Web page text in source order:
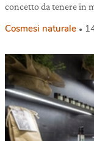
concetto da tenere in
Cosmesi naturale